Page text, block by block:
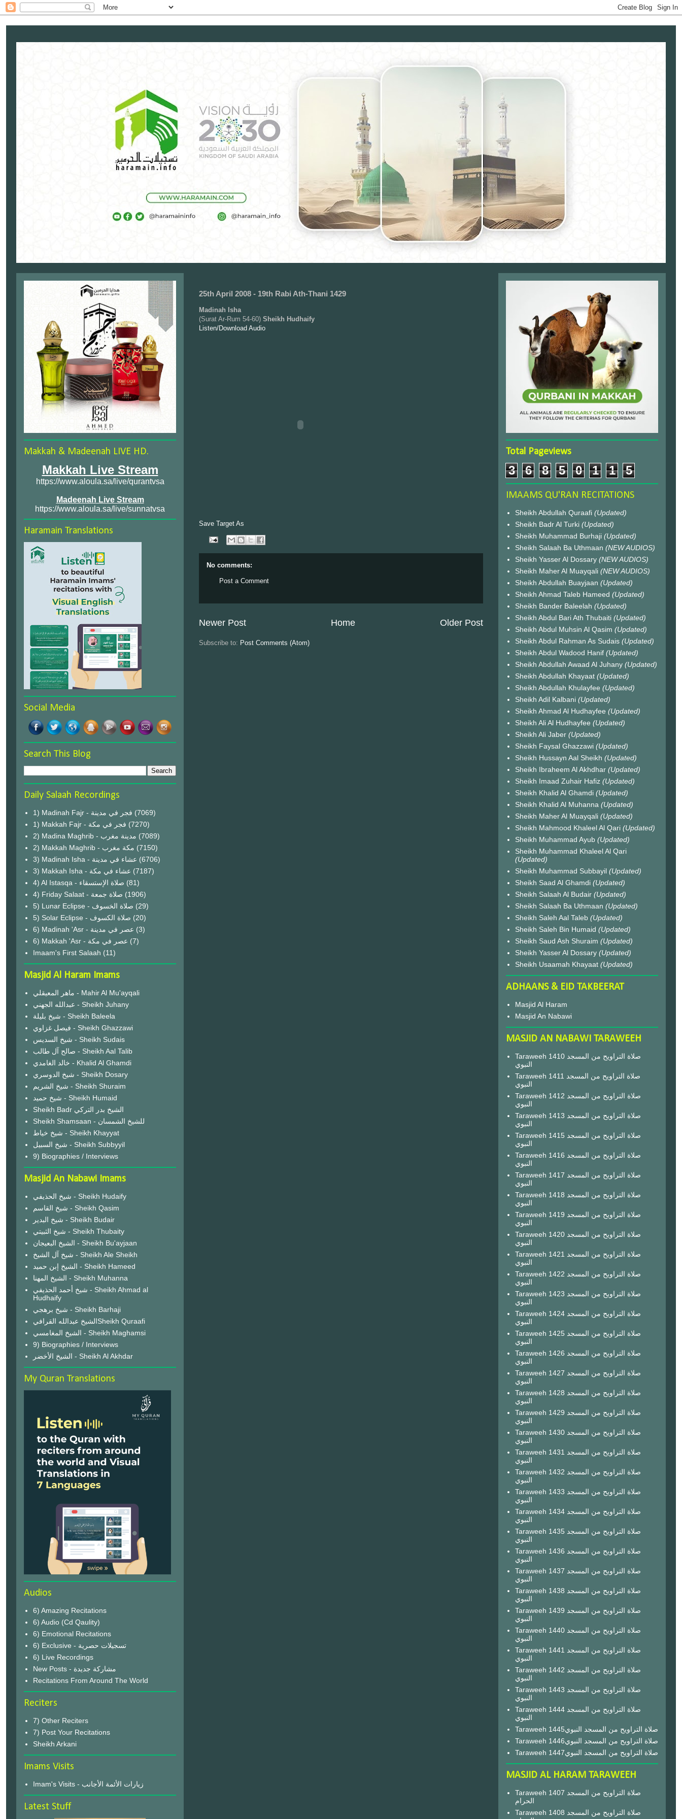
25th April 2008 - 19th Rabi Ath-Thani 1429
Madinah Isha
(Surat Ar-Rum 54-60) Sheikh Hudhaify
Listen/Download Audio
Save Target As
No comments:
Post a Comment
Newer Post Older Post
Home
Subscribe to: Post Comments (Atom)
Makkah & Madeenah LIVE HD.
Makkah Live Stream
https://www.aloula.sa/live/qurantvsa
Madeenah Live Stream
https://www.aloula.sa/live/sunnatvsa
Haramain Translations
Social Media
Search This Blog
Daily Salaah Recordings
1) Madinah Fajr - فجر في مدينة (7069)
1) Makkah Fajr - فجر في مكة (7270)
2) Madina Maghrib - مدينة مغرب (7089)
2) Makkah Maghrib - مكة مغرب (7150)
3) Madinah Isha - عشاء في مدينة (6706)
3) Makkah Isha - عشاء في مكة (7187)
4) Al Istasqa - صلاة الإستسقاء (81)
4) Friday Salaat - صلاة جمعة (1906)
5) Lunar Eclipse - صلاة الخسوف (29)
(20)
6) Madinah 'Asr - عصر في مدينة (3)
6) Makkah 'Asr - عصر في مكة (7)
Imaam's First Salaah (11)
Masjid Al Haram Imams
ماهر المعيقلي - Mahir Al Mu'ayqali
عبدالله الجهني - Sheikh Juhany
شيخ بليلة - Sheikh Baleela
فيصل غزاوي - Sheikh Ghazzawi
شيخ السديس - Sheikh Sudais
صالح آل طالب - Sheikh Aal Talib
خالد الغامدي - Khalid Al Ghamdi
شيخ الدوسري - Sheikh Dosary
شيخ الشريم - Sheikh Shuraim
شيخ حميد - Sheikh Humaid
Sheikh Badr الشيخ بدر التركي
Sheikh Shamsaan - للشيخ الشمسان
شيخ خياط - Sheikh Khayyat
شيخ السبيل - Sheikh Subbyyil
9) Biographies / Interviews
Masjid An Nabawi Imams
شيخ الحذيفي - Sheikh Hudaify
شيخ القاسم - Sheikh Qasim
شيخ البدير - Sheikh Budair
شيخ الثبيتي - Sheikh Thubaity
الشيخ البعيجان - Sheikh Bu'ayjaan
شيخ آل الشيخ - Sheikh Ale Sheikh
الشيخ إبن حميد - Sheikh Hameed
الشيخ المهنا - Sheikh Muhanna
شيخ أحمد الحذيفي - Sheikh Ahmad al
Hudhaify
شيخ برهجي - Sheikh Barhaji
الشيخ عبدالله القرافيSheikh Quraafi
الشيخ المغامسي - Sheikh Maghamsi
9) Biographies / Interviews
الشيخ الأخضر - Sheikh Al Akhdar
My Quran Translations
Audios
6) Amazing Recitations
6) Audio (Cd Qaulity)
6) Emotional Recitations
6) Exclusive - تسجيلات حصرية
6) Live Recordings
New Posts - مشاركة جديدة
Recitations From Around The World
Reciters
7) Other Reciters
7) Post Your Recitations
Sheikh Arkani
Imams Visits
Imam's Visits - زيارات الأئمة الأجانب
Latest Stuff
Total Pageviews
3 6 8 5 0 1 1 5
IMAAMS QU'RAN RECITATIONS
Sheikh Abdullah Quraafi (Updated)
Sheikh Badr Al Turki (Updated)
Sheikh Muhammad Burhaji (Updated)
Sheikh Salaah Ba Uthmaan (NEW AUDIOS)
Sheikh Yasser Al Dossary (NEW AUDIOS)
Sheikh Maher Al Muayqali (NEW AUDIOS)
Sheikh Abdullah Buayjaan (Updated)
Sheikh Ahmad Taleb Hameed (Updated)
Sheikh Bander Baleelah (Updated)
Sheikh Abdul Bari Ath Thubaiti (Updated)
Sheikh Abdul Muhsin Al Qasim (Updated)
Sheikh Abdul Rahman As Sudais (Updated)
Sheikh Abdul Wadood Hanif (Updated)
Sheikh Abdullah Awaad Al Juhany (Updated)
Sheikh Abdullah Khayaat (Updated)
Sheikh Abdullah Khulayfee (Updated)
Sheikh Adil Kalbani (Updated)
Sheikh Ahmad Al Hudhayfee (Updated)
Sheikh Ali Al Hudhayfee (Updated)
Sheikh Ali Jaber (Updated)
Sheikh Faysal Ghazzawi (Updated)
Sheikh Hussayn Aal Sheikh (Updated)
Sheikh Ibraheem Al Akhdhar (Updated)
Sheikh Imaad Zuhair Hafiz (Updated)
Sheikh Khalid Al Ghamdi (Updated)
Sheikh Khalid Al Muhanna (Updated)
Sheikh Maher Al Muayqali (Updated)
Sheikh Mahmood Khaleel Al Qari (Updated)
Sheikh Muhammad Ayub (Updated)
Sheikh Muhammad Khaleel Al Qari
(Updated)
Sheikh Muhammad Subbayil (Updated)
Sheikh Saad Al Ghamdi (Updated)
Sheikh Salaah Al Budair (Updated)
Sheikh Salaah Ba Uthmaan (Updated)
Sheikh Saleh Aal Taleb (Updated)
Sheikh Saleh Bin Humaid (Updated)
Sheikh Saud Ash Shuraim (Updated)
Sheikh Yasser Al Dossary (Updated)
Sheikh Usaamah Khayaat (Updated)
ADHAANS & EID TAKBEERAT
Masjid Al Haram
Masjid An Nabawi
MASJID AN NABAWI TARAWEEH
Taraweeh 1410 صلاة التراويح من المسجد
النبوي
Taraweeh 1411 صلاة التراويح من المسجد
النبوي
Taraweeh 1412 صلاة التراويح من المسجد
النبوي
Taraweeh 1413 صلاة التراويح من المسجد
النبوي
Taraweeh 1415 صلاة التراويح من المسجد
النبوي
Taraweeh 1416 صلاة التراويح من المسجد
النبوي
Taraweeh 1417 صلاة التراويح من المسجد
النبوي
Taraweeh 1418 صلاة التراويح من المسجد
النبوي
Taraweeh 1419 صلاة التراويح من المسجد
النبوي
Taraweeh 1420 صلاة التراويح من المسجد
النبوي
Taraweeh 1421 صلاة التراويح من المسجد
النبوي
Taraweeh 1422 صلاة التراويح من المسجد
النبوي
Taraweeh 1423 صلاة التراويح من المسجد
النبوي
Taraweeh 1424 صلاة التراويح من المسجد
النبوي
Taraweeh 1425 صلاة التراويح من المسجد
النبوي
Taraweeh 1426 صلاة التراويح من المسجد
النبوي
Taraweeh 1427 صلاة التراويح من المسجد
النبوي
Taraweeh 1428 صلاة التراويح من المسجد
النبوي
Taraweeh 1429 صلاة التراويح من المسجد
النبوي
Taraweeh 1430 صلاة التراويح من المسجد
النبوي
Taraweeh 1431 صلاة التراويح من المسجد
النبوي
Taraweeh 1432 صلاة التراويح من المسجد
النبوي
Taraweeh 1433 صلاة التراويح من المسجد
النبوي
Taraweeh 1434 صلاة التراويح من المسجد
النبوي
Taraweeh 1435 صلاة التراويح من المسجد
النبوي
Taraweeh 1436 صلاة التراويح من المسجد
النبوي
Taraweeh 1437 صلاة التراويح من المسجد
النبوي
Taraweeh 1438 صلاة التراويح من المسجد
النبوي
Taraweeh 1439 صلاة التراويح من المسجد
النبوي
Taraweeh 1440 صلاة التراويح من المسجد
النبوي
Taraweeh 1441 صلاة التراويح من المسجد
النبوي
Taraweeh 1442 صلاة التراويح من المسجد
النبوي
Taraweeh 1443 صلاة التراويح من المسجد
النبوي
Taraweeh 1444 صلاة التراويح من المسجد
النبوي
Taraweeh 1445صلاة التراويح من المسجد النبوي
Taraweeh 1446صلاة التراويح من المسجد النبوي
Taraweeh 1447صلاة التراويح من المسجد النبوي
MASJID AL HARAM TARAWEEH
Taraweeh 1407 صلاة التراويح من المسجد
الحرام
Taraweeh 1408 صلاة التراويح من المسجد